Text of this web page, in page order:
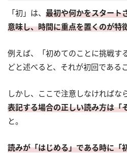
「初」は、 最初や何かをスタート
意味し、時間に重点を置くのが特
例えば、「初めてのことに挑戦す
どと述べると、それが初回である
しかし、ここで注意しなければな
表記する場合の正しい読み方は「
と。
読みが「はじめる」である時に「